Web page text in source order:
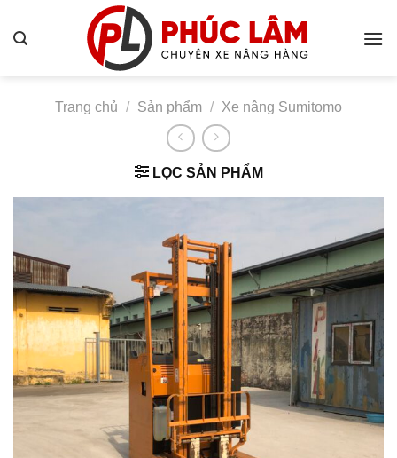
qua
Trang chủ
/ Sản phẩm / Xe nâng Sumitomo
LỌC SẢN PHẨM